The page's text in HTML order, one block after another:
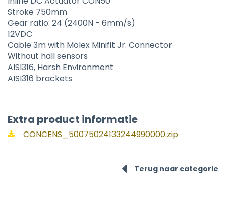
Stroke 750mm
Gear ratio: 24 (2400N - 6mm/s)
12VDC
Cable 3m with Molex Minifit Jr. Connector
Without hall sensors
AISI316, Harsh Environment
AISI316 brackets
Extra product informatie
CONCENS_50075024133244990000.zip
Terug naar categorie